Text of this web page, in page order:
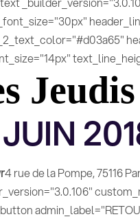
4 rue de la Pompe, 75116